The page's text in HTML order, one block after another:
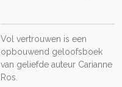
Vol vertrouwen is een
opbouwend geloofsboek
van geliefde auteur Carianne
Ros.